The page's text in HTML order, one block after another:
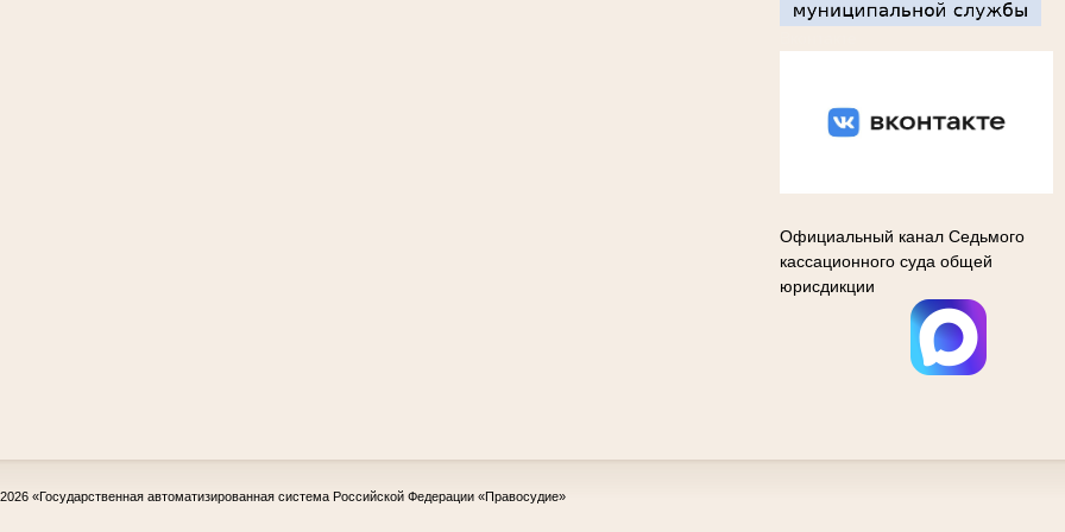
Официальный канал Седьмого
кассационного суда общей
юрисдикции
«Государственная автоматизированная система Российской Федерации «Правосудие»